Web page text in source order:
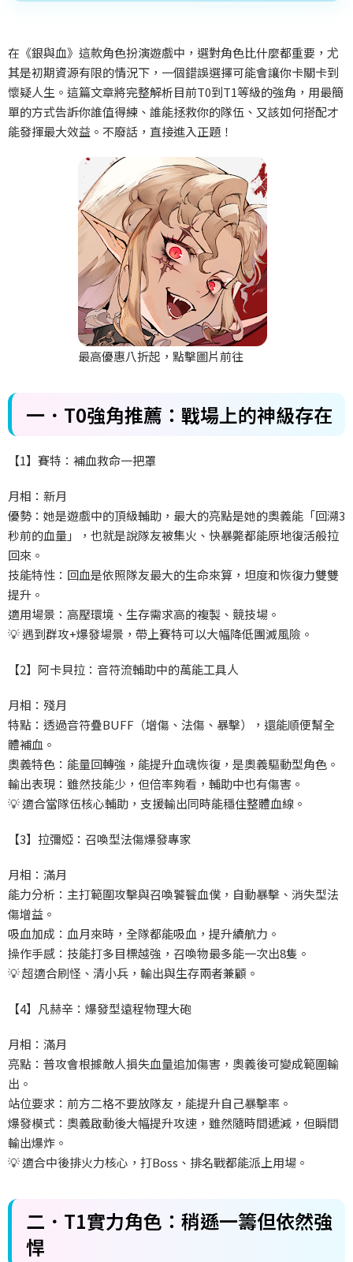
在《銀與血》這款角色扮演遊戲中，選對角色比什麼都重要，尤
其是初期資源有限的情況下，一個錯誤選擇可能會讓你卡關卡到
懷疑人生。這篇文章將完整解析目前T0到T1等級的強角，用最簡
單的方式告訴你誰值得練、誰能拯救你的隊伍、又該如何搭配才
能發揮最大效益。不廢話，直接進入正題！
最高優惠八折起，點擊圖片前往
一．T0強角推薦：戰場上的神級存在
【1】賽特：補血救命一把罩
月相：新月
優勢：她是遊戲中的頂級輔助，最大的亮點是她的奧義能「回溯3
秒前的血量」，也就是說隊友被集火、快暴斃都能原地復活般拉
回來。
技能特性：回血是依照隊友最大的生命來算，坦度和恢復力雙雙
提升。
適用場景：高壓環境、生存需求高的複製、競技場。
💡 遇到群攻+爆發場景，帶上賽特可以大幅降低團滅風險。
【2】阿卡貝拉：音符流輔助中的萬能工具人
月相：殘月
特點：透過音符疊BUFF（增傷、法傷、暴擊），還能順便幫全
體補血。
奧義特色：能量回轉強，能提升血魂恢復，是奧義驅動型角色。
輸出表現：雖然技能少，但倍率夠看，輔助中也有傷害。
💡 適合當隊伍核心輔助，支援輸出同時能穩住整體血線。
【3】拉彌婭：召喚型法傷爆發專家
月相：滿月
能力分析：主打範圍攻擊與召喚饕餮血僕，自動暴擊、消失型法
傷增益。
吸血加成：血月來時，全隊都能吸血，提升續航力。
操作手感：技能打多目標越強，召喚物最多能一次出8隻。
💡 超適合刷怪、清小兵，輸出與生存兩者兼顧。
【4】凡赫辛：爆發型遠程物理大砲
月相：滿月
亮點：普攻會根據敵人損失血量追加傷害，奧義後可變成範圍輸
出。
站位要求：前方二格不要放隊友，能提升自己暴擊率。
爆發模式：奧義啟動後大幅提升攻速，雖然隨時間遞減，但瞬間
輸出爆炸。
💡 適合中後排火力核心，打Boss、排名戰都能派上用場。
二．T1實力角色：稍遜一籌但依然強
悍